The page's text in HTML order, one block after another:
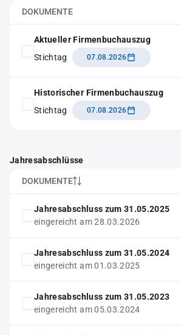
DOKUMENTE
Aktueller Firmenbuchauszug
Stichtag
07.08.2026
Historischer Firmenbuchauszug
Stichtag
07.08.2026
Jahresabschlüsse
DOKUMENTE
Jahresabschluss zum 31.05.2025
eingereicht am 28.03.2026
Jahresabschluss zum 31.05.2024
eingereicht am 01.03.2025
Jahresabschluss zum 31.05.2023
eingereicht am 05.03.2024